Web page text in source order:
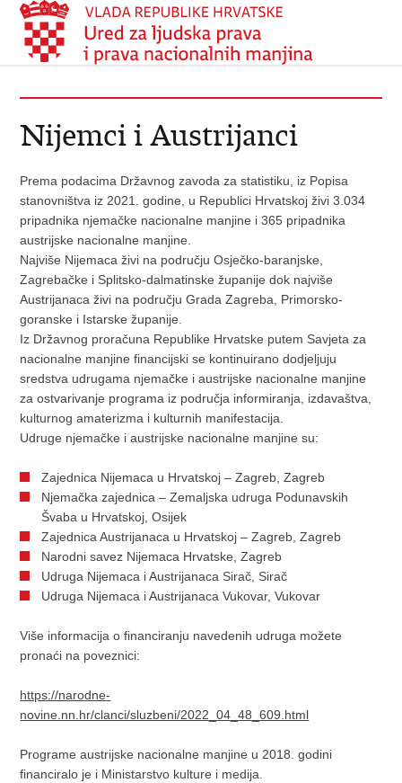
Nijemci i Austrijanci
Prema podacima Državnog zavoda za statistiku, iz Popisa
stanovništva iz 2021. godine, u Republici Hrvatskoj živi 3.034
pripadnika njemačke nacionalne manjine i 365 pripadnika
austrijske nacionalne manjine.
Najviše Nijemaca živi na području Osječko-baranjske,
Zagrebačke i Splitsko-dalmatinske županije dok najviše
Austrijanaca živi na području Grada Zagreba, Primorsko-
goranske i Istarske županije.
Iz Državnog proračuna Republike Hrvatske putem Savjeta za
nacionalne manjine financijski se kontinuirano dodjeljuju
sredstva udrugama njemačke i austrijske nacionalne manjine
za ostvarivanje programa iz područja informiranja, izdavaštva,
kulturnog amaterizma i kulturnih manifestacija.
Udruge njemačke i austrijske nacionalne manjine su:
Zajednica Nijemaca u Hrvatskoj – Zagreb, Zagreb
Njemačka zajednica – Zemaljska udruga Podunavskih
Švaba u Hrvatskoj, Osijek
Zajednica Austrijanaca u Hrvatskoj – Zagreb, Zagreb
Narodni savez Nijemaca Hrvatske, Zagreb
Udruga Nijemaca i Austrijanaca Sirač, Sirač
Udruga Nijemaca i Austrijanaca Vukovar, Vukovar
Više informacija o financiranju navedenih udruga možete
pronaći na poveznici:
https://narodne-
novine.nn.hr/clanci/sluzbeni/2022_04_48_609.html
Programe austrijske nacionalne manjine u 2018. godini
financiralo je i Ministarstvo kulture i medija.